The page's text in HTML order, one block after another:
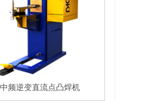
中频逆变直流点凸焊机